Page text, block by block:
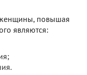
женщины, повышая
являются: